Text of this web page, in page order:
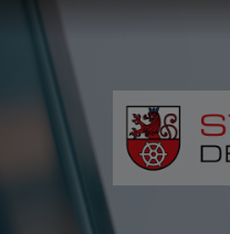
(Schnelltaste
Zum
Seitenanfang
springen
(Schnelltaste